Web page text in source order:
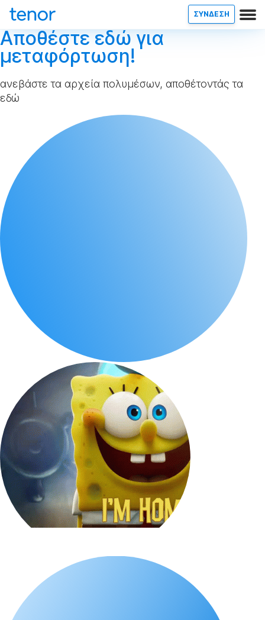
ΣΥΝΔΕΣΗ
Αποθέστε εδώ για
μεταφόρτωση!
ανεβάστε τα αρχεία πολυμέσων, αποθέτοντάς τα
εδώ